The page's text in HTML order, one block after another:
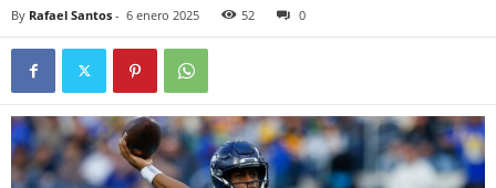
By Rafael Santos - 6 enero 2025 52 0